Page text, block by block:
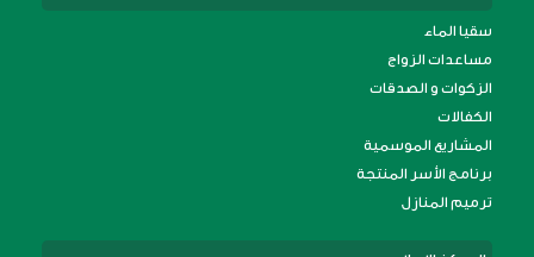
سقيا الماء
مساعدات الزواج
الزكوات و الصدقات
الكفالات
المشاريع الموسمية
برنامج الأسر المنتجة
ترميم المنازل